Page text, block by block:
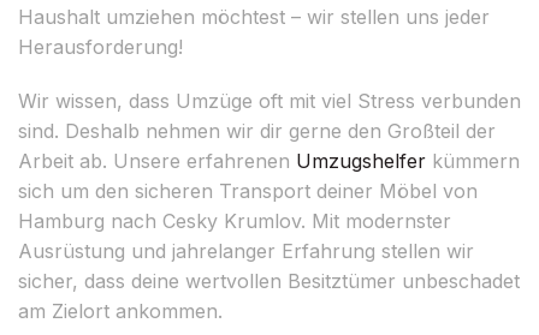
Haushalt umziehen möchtest – wir stellen uns jeder
Herausforderung!
Wir wissen, dass Umzüge oft mit viel Stress verbunden
sind. Deshalb nehmen wir dir gerne den Großteil der
Arbeit ab. Unsere erfahrenen Umzugshelfer kümmern
sich um den sicheren Transport deiner Möbel von
Hamburg nach Cesky Krumlov. Mit modernster
Ausrüstung und jahrelanger Erfahrung stellen wir
sicher, dass deine wertvollen Besitztümer unbeschadet
am Zielort ankommen.